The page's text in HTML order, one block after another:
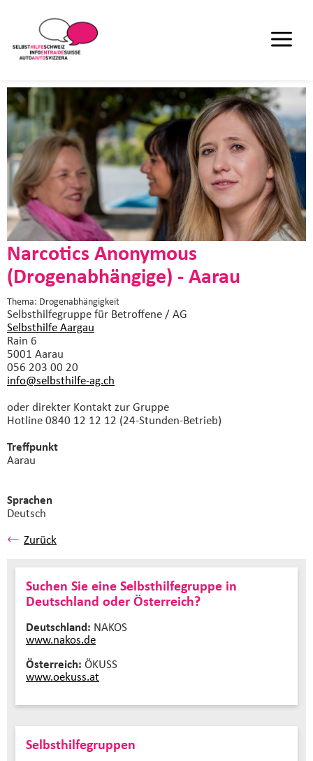
Narcotics Anonymous
(Drogenabhängige) - Aarau
Thema: Drogenabhängigkeit
Selbsthilfegruppefür Betroffene / AG
Selbsthilfe Aargau
Rain 6
5001 Aarau
056 203 00 20
info@selbsthilfe-ag.ch
oder direkter Kontakt zur Gruppe
Hotline 0840 12 12 12 (24-Stunden-Betrieb)
Treffpunkt
Aarau
Sprachen
Deutsch
Zurück
Suchen Sie eine Selbsthilfegruppe in
Deutschland oder Österreich?
Deutschland: NAKOS
www.nakos.de
Österreich: ÖKUSS
www.oekuss.at
Selbsthilfegruppen